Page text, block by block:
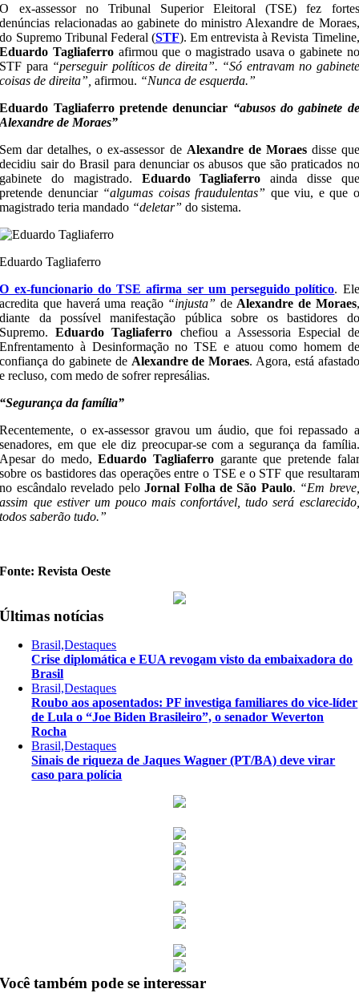
O ex-assessor no Tribunal Superior Eleitoral (TSE) fez fortes
denúncias relacionadas ao gabinete do ministro Alexandre de Moraes,
do Supremo Tribunal Federal (STF). Em entrevista à Revista Timeline,
Eduardo Tagliaferroafirmou que o magistrado usava o gabinete no
STF para “perseguir políticos de direita”. “Só entravam no gabinete
coisas de direita”, afirmou. “Nunca de esquerda.”
Eduardo Tagliaferro pretende denunciar “abusos do gabinete de
Alexandre de Moraes”
Sem dar detalhes, o ex-assessor de Alexandre de Moraesdisse que
decidiu sair do Brasil para denunciar os abusos que são praticados no
gabinete do magistrado. Eduardo Tagliaferro ainda disse que
pretende denunciar “algumas coisas fraudulentas” que viu, e que o
magistrado teria mandado “deletar”do sistema.
Eduardo Tagliaferro
O ex-funcionario do TSE afirma ser um perseguido político. Ele
acredita que haverá uma reação “injusta” de Alexandre de Moraes,
diante da possível manifestação pública sobre os bastidores do
Supremo.Eduardo Tagliaferro chefiou a Assessoria Especial de
Enfrentamento à Desinformação no TSE e atuou como homem de
confiança do gabinete de Alexandre de Moraes. Agora, está afastado
e recluso, com medo de sofrer represálias.
“Segurança da família”
Recentemente, o ex-assessor gravou um áudio, que foi repassado a
senadores, em que ele diz preocupar-se com a segurança da família.
Apesar do medo,Eduardo Tagliaferro garante que pretende falar
sobre os bastidores das operações entre o TSE e o STF que resultaram
no escândalo revelado peloJornal Folha de São Paulo. “Em breve,
assim que estiver um pouco mais confortável, tudo será esclarecido,
todos saberão tudo.”
Fonte: Revista Oeste
Últimas notícias
Brasil,Destaques
Crise diplomática e EUA revogam visto da embaixadora do
Brasil
Brasil,Destaques
Roubo aos aposentados: PF investiga familiares do vice-líder
de Lula o “Joe Biden Brasileiro”, o senador Weverton
Rocha
Brasil,Destaques
Sinais de riqueza de Jaques Wagner (PT/BA) deve virar
caso para polícia
Você também pode se interessar